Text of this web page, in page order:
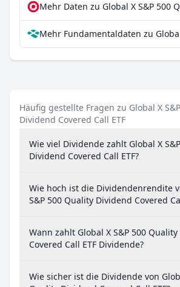
Häufig gestellte Fragen zu Global X
Dividend Covered Call ETF
Wie viel Dividende zahlt Global X
Dividend Covered Call ETF?
Wie hoch ist die Dividendenrendite
S&P 500 Quality Dividend Covered
Wann zahlt Global X S&P 500
Covered Call ETF Dividende?
Wie sicher ist die Dividende von